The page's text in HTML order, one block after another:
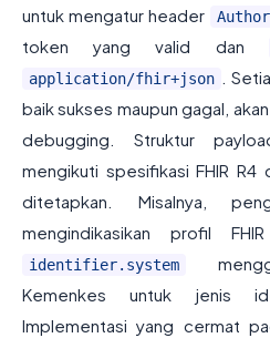
untuk mengatur header
token yang valid dan
application/fhir+json
.
baik sukses maupun gagal,
debugging. Struktur
mengikuti spesifikasi FHIR R4
ditetapkan. Misalnya,
mengindikasikan profil
identifier.system
Kemenkes untuk jenis
Implementasi yang cermat